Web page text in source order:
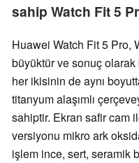
sahip Watch Fit 5
Huawei Watch Fit 5 Pro,
büyüktür ve sonuç olarak
her ikisinin de aynı
titanyum alaşımlı
sahiptir. Ekran safir cam
versiyonu mikro ark
işlem ince, sert, seramik